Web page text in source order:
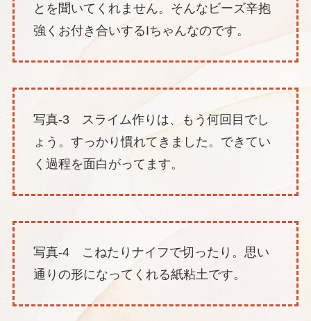
とを聞いてくれません。そんなビーズ辛抱
強くお付き合いするIちゃんなのです。
写真-3 スライム作りは、もう何回目でし
ょう。すっかり慣れてきました。できてい
く過程を面白がってます。
写真-4 こねたりナイフで切ったり。思い
通りの形になってくれる紙粘土です。